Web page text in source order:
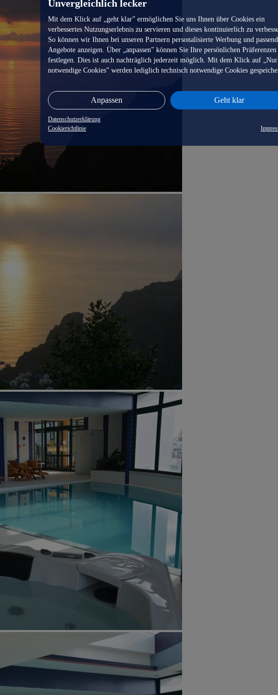
Unvergleichlich lecker
Mit dem Klick auf „geht klar” ermöglichen Sie uns Ihnen über Cookies ein
verbessertes Nutzungserlebnis zu servieren und dieses kontinuierlich zu
So können wir Ihnen bei unseren Partnern personalisierte Werbung und
Angebote anzeigen. Über „anpassen” können Sie Ihre persönlichen Präferenzen
festlegen. Dies ist auch nachträglich jederzeit möglich. Mit dem Klick auf „Nur
notwendige Cookies” werden lediglich technisch notwendige Cookies
Anpassen Geht klar
Datenschutzerklärung
Cookierichtlinie